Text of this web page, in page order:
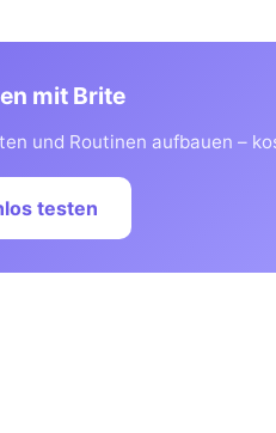
mit Brite
und Routinen aufbauen –
testen